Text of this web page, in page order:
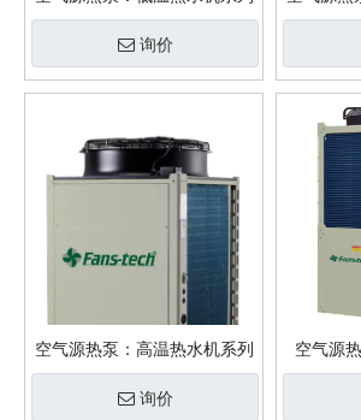
询价
空气源热泵：高温热水机系列
询价
空气源